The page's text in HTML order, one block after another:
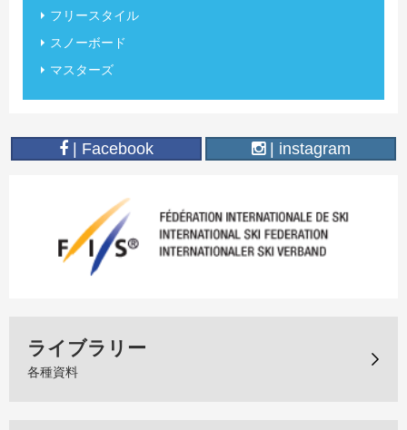
フリースタイル
スノーボード
マスターズ
| Facebook | instagram
ライブラリー
各種資料